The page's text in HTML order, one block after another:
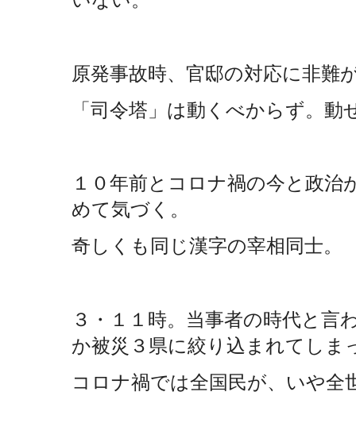
原発事故時、官邸の対応に非難
「司令塔」は動くべからず。
１０年前とコロナ禍の今と政
めて気づく。
奇しくも同じ漢字の宰相同士。
３・１１時。当事者の時代と言
か被災３県に絞り込まれてしま
コロナ禍では全国民が、いや全